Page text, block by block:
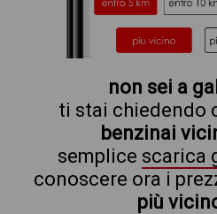
non sei a
ti stai chiedendo
benzinai
semplice scarica
conoscere ora i
più